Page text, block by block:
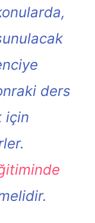
ders
için